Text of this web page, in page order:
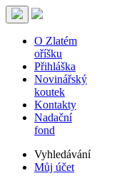
O Zlatém
oříšku
Přihláška
Novinářský
koutek
Kontakty
Nadační
fond
Vyhledávání
Můj účet